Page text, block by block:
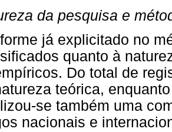
da pesquisa e
já explicitado no
quanto à
Do total de
teórica,
se também uma
nacionais e